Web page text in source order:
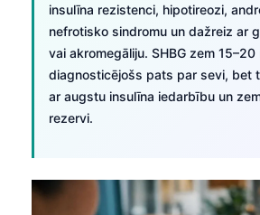
insulīna rezistenci, hipotireozi,
nefrotisko sindromu un dažreiz ar
vai akromegāliju. SHBG zem
diagnosticējošs pats par sevi, bet
ar augstu insulīna iedarbību un
rezervi.